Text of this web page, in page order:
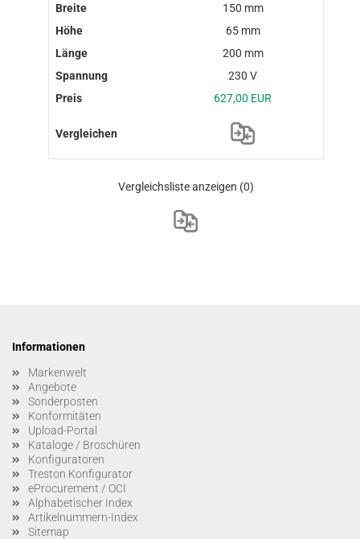
150 mm
65 mm
200 mm
230 V
627,00 EUR
Vergleichsliste anzeigen (0)
Informationen
Markenwelt
Angebote
Sonderposten
Konformitäten
Upload-Portal
Kataloge / Broschüren
Konfiguratoren
Treston Konfigurator
eProcurement / OCI
Alphabetischer Index
Artikelnummern-Index
Sitemap